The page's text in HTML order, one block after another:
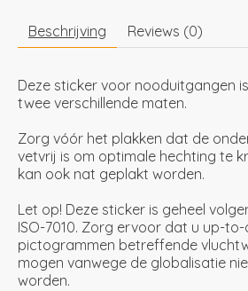
Beschrijving Reviews (0)
Deze sticker voor nooduitgangen
twee verschillende maten.
Zorg vóór het plakken dat de
vetvrij is om optimale hechting te
kan ook nat geplakt worden.
Let op! Deze sticker is geheel
ISO-7010. Zorg ervoor dat u up-
pictogrammen betreffende
mogen vanwege de globalisatie
worden.